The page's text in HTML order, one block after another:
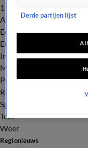
112
Advies & Tips
Economie
Entertainment
Infrastructuur
Milieu en Gezondheid
Politiek
Royalty
Sport
Tech
Weer
Regionieuws
Derde partijen lijst